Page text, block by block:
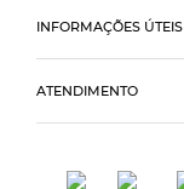
INFORMAÇÕES ÚTEIS
ATENDIMENTO